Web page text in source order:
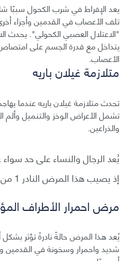
يعد الإفراط في شرب الكحول سببًا
تلف الأعصاب في القدمين وأجزاء
"الاعتلال العصبي الكحولي". يحدث
يتداخل مع قدرة الجسم على امتصاص
الأعصاب.
متلازمة غيلان باريه
تحدث متلازمة غيلان باريه عندما
تشمل الأعراض الوخز والتنميل وألم
والذراعين.
يُعد الرجال والنساء على حد سواء
إذ يصيب هذا المرض النادر 1 من كل 100000 شخص.
مرض احمرار الأطراف
يُعد هذا المرض حالةً نادرةً تؤثر
شديد واحمرار وسخونة في القدمين